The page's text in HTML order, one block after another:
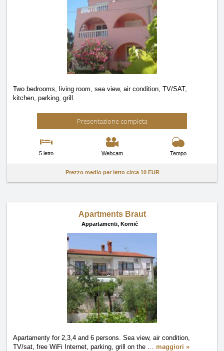
Two bedrooms, living room, sea view, air condition, TV/SAT,
kitchen, parking, grill.
Presentazione completa
5 letto Webcam Tempo
Prezzo medio per letto circa 10 EUR
Apartments Braut
Appartamenti, Kornić
Apartamenty for 2,3,4 and 6 persons. Sea view, air condition,
TV/sat, free WiFi Internet, parking, grill on the … maggiori »